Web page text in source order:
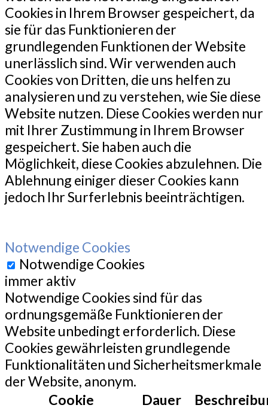
Cookies in Ihrem Browser gespeichert, da
sie für das Funktionieren der
grundlegenden Funktionen der Website
unerlässlich sind. Wir verwenden auch
Cookies von Dritten, die uns helfen zu
analysieren und zu verstehen, wie Sie diese
Website nutzen. Diese Cookies werden nur
mit Ihrer Zustimmung in Ihrem Browser
gespeichert. Sie haben auch die
Möglichkeit, diese Cookies abzulehnen. Die
Ablehnung einiger dieser Cookies kann
jedoch Ihr Surferlebnis beeinträchtigen.
Notwendige Cookies
Notwendige Cookies
immer aktiv
Notwendige Cookies sind für das
ordnungsgemäße Funktionieren der
Website unbedingt erforderlich. Diese
Cookies gewährleisten grundlegende
Funktionalitäten und Sicherheitsmerkmale
der Website, anonym.
Cookie
Dauer